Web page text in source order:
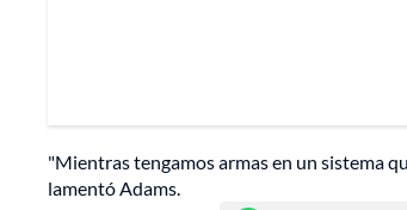
"Mientras tengamos armas en un sistema
lamentó Adams.